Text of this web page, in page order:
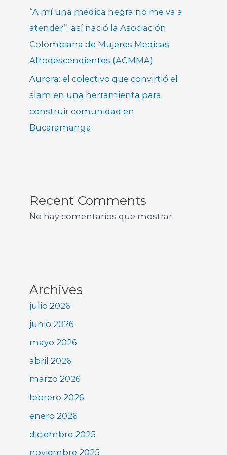
“A mí una médica negra no me va a
atender”: así nació la Asociación
Colombiana de Mujeres Médicas
Afrodescendientes (ACMMA)
Aurora: el colectivo que convirtió el
slam en una herramienta para
construir comunidad en
Bucaramanga
Recent Comments
No hay comentarios que mostrar.
Archives
julio 2026
junio 2026
mayo 2026
abril 2026
marzo 2026
febrero 2026
enero 2026
diciembre 2025
noviembre 2025